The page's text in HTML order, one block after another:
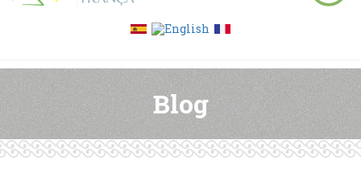
Blog